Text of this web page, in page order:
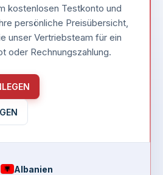
kostenlosen Testkonto und
persönliche Preisübersicht,
unser Vertriebsteam für ein
oder Rechnungszahlung.
Albanien